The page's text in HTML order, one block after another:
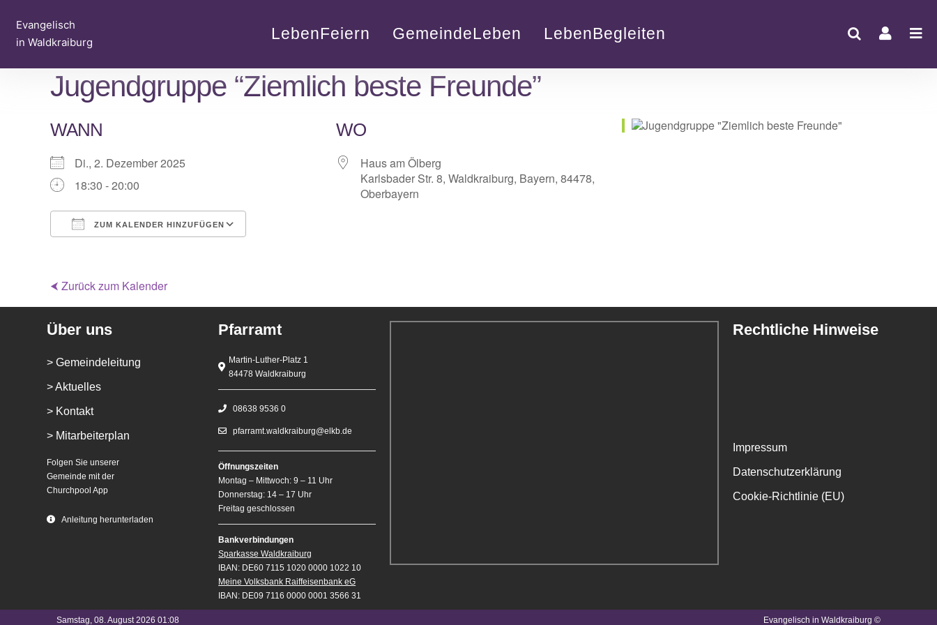
Inhalt
springen
Evangelisch
in Waldkraiburg
LebenFeiern GemeindeLeben LebenBegleiten
Jugendgruppe “Ziemlich beste Freunde”
WANN
Di., 2. Dezember 2025
18:30 - 20:00
ZUM KALENDER HINZUFÜGEN
WO
Haus am Ölberg
Karlsbader Str. 8, Waldkraiburg, Bayern, 84478,
Oberbayern
⮜ Zurück zum Kalender
Über uns
> Gemeindeleitung
> Aktuelles
> Kontakt
> Mitarbeiterplan
Folgen Sie unserer
Gemeinde mit der
Churchpool App
Anleitung herunterladen
Pfarramt
Martin-Luther-Platz 1
84478 Waldkraiburg
08638 9536 0
pfarramt.waldkraiburg@elkb.de
Öffnungszeiten
Montag – Mittwoch: 9 – 11 Uhr
Donnerstag: 14 – 17 Uhr
Freitag geschlossen
Bankverbindungen
Sparkasse Waldkraiburg
IBAN: DE60 7115 1020 0000 1022 10
Meine Volksbank Raiffeisenbank eG
IBAN: DE09 7116 0000 0001 3566 31
Rechtliche Hinweise
Impressum
Datenschutzerklärung
Cookie-Richtlinie (EU)
Samstag, 08. August 2026 01:08 Evangelisch in Waldkraiburg ©